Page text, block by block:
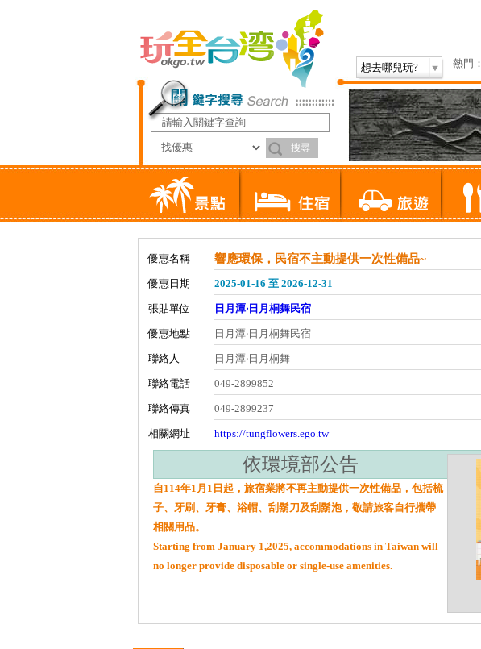
想去哪兒玩? 熱門：
優惠名稱 響應環保，民宿不主動提供一次性備品~
優惠日期 2025-01-16 至 2026-12-31
張貼單位 日月潭‧日月桐舞民宿
優惠地點 日月潭‧日月桐舞民宿
聯絡人 日月潭‧日月桐舞
聯絡電話 049-2899852
聯絡傳真 049-2899237
相關網址 https://tungflowers.ego.tw
依環境部公告
自114年1月1日起，旅宿業將不再主動提供一次性備品，包括梳
子、牙刷、牙膏、浴帽、刮鬍刀及刮鬍泡，敬請旅客自行攜帶
相關用品。
Starting from January 1,2025, accommodations in Taiwan will
no longer provide disposable or single-use amenities.